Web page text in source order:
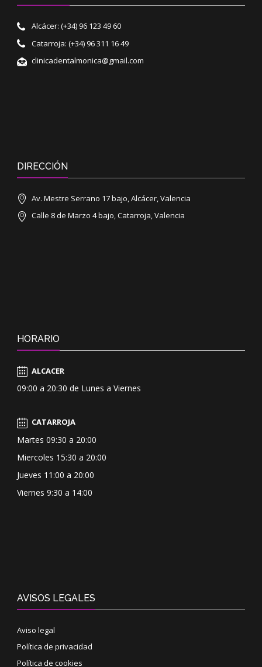
Alcácer: (+34) 96 123 49 60
Catarroja: (+34) 96 311 16 49
clinicadentalmonica@gmail.com
DIRECCIÓN
Av. Mestre Serrano 17 bajo, Alcácer, Valencia
Calle 8 de Marzo 4 bajo, Catarroja, Valencia
HORARIO
ALCACER
09:00 a 20:30 de Lunes a Viernes
CATARROJA
Martes 09:30 a 20:00
Miercoles 15:30 a 20:00
Jueves 11:00 a 20:00
Viernes 9:30 a 14:00
AVISOS LEGALES
Aviso legal
Política de privacidad
Política de cookies